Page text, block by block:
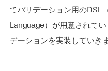
てバリデーション用のDSL
Language）が用意されて
デーションを実装していきま